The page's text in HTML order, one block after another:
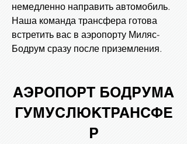
немедленно направить автомобиль.
Наша команда трансфера готова
встретить вас в аэропорту Миляс-
Бодрум сразу после приземления.
АЭРОПОРТ БОДРУМА
ГУМУСЛЮКТРАНСФЕ
Р